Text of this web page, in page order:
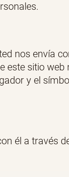
nos envía
este sitio web
y el
él a través